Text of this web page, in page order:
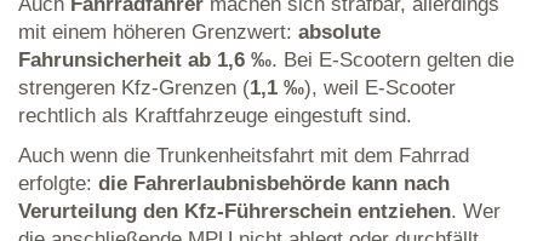
mit einem höheren Grenzwert: absolute
Fahrunsicherheit ab 1,6 ‰. Bei E-Scootern gelten die
strengeren Kfz-Grenzen (1,1 ‰), weil E-Scooter
rechtlich als Kraftfahrzeuge eingestuft sind.
Auch wenn die Trunkenheitsfahrt mit dem Fahrrad
erfolgte: die Fahrerlaubnisbehörde kann nach
Verurteilung den Kfz-Führerschein entziehen. Wer